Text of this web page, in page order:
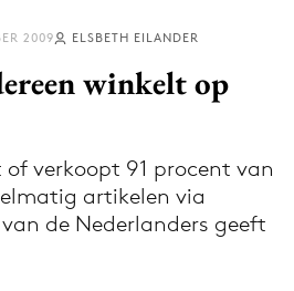
via de Adformatie
app
2009 ELSBETH EILANDER
winkelt op
verkoopt 91 procent van
artikelen via
de Nederlanders geeft